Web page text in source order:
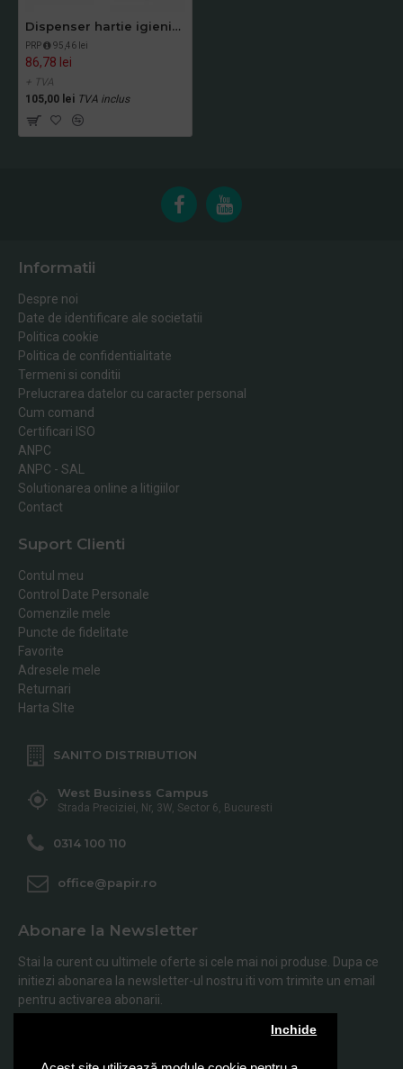
Inchide
Dispenser hartie igienica 2 role Tork negru
PRP 95,46 lei
86,78 lei
+ TVA
105,00 lei TVA inclus
Informatii
Despre noi
Date de identificare ale societatii
Politica cookie
Politica de confidentialitate
Termeni si conditii
Prelucrarea datelor cu caracter personal
Cum comand
Certificari ISO
ANPC
ANPC - SAL
Solutionarea online a litigiilor
Contact
Suport Clienti
Contul meu
Control Date Personale
Comenzile mele
Puncte de fidelitate
Favorite
Adresele mele
Returnari
Harta SIte
SANITO DISTRIBUTION
West Business Campus
Strada Preciziei, Nr, 3W, Sector 6, Bucuresti
0314 100 110
office@papir.ro
Abonare la Newsletter
Stai la curent cu ultimele oferte si cele mai noi produse. Dupa ce
initiezi abonarea la newsletter-ul nostru iti vom trimite un email
pentru activarea abonarii.
Abonare